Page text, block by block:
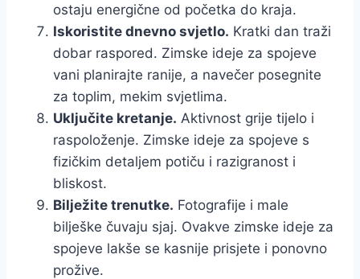
ostaju energične od početka do kraja.
Iskoristite dnevno svjetlo. Kratki dan traži
dobar raspored. Zimske ideje za spojeve
vani planirajte ranije, a navečer posegnite
za toplim, mekim svjetlima.
Uključite kretanje. Aktivnost grije tijelo i
raspoloženje. Zimske ideje za spojeve s
fizičkim detaljem potiču i razigranost i
bliskost.
Bilježite trenutke. Fotografije i male
bilješke čuvaju sjaj. Ovakve zimske ideje za
spojeve lakše se kasnije prisjete i ponovno
prožive.